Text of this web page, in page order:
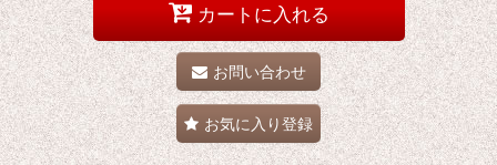
カートに入れる
お問い合わせ
お気に入り登録